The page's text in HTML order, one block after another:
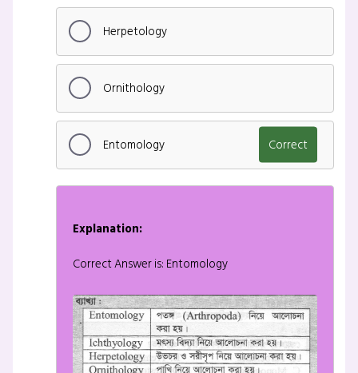
Herpetology
Ornithology
Entomology Correct
Explanation:
Correct Answer is: Entomology